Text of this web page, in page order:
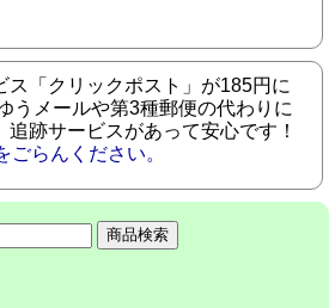
ス「クリックポスト」が185円に
うメールや第3種郵便の代わりに
追跡サービスがあって安心です！
ごらんください。